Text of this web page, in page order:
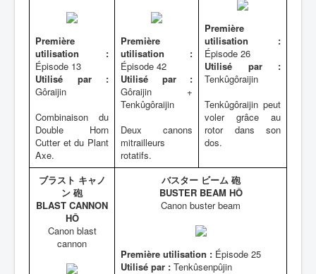
Première
utilisation :
Épisode 13
Utilisé par :
Gôraijin
Combinaison du
Double Horn
Cutter et du Plant
Axe.
Première
utilisation :
Épisode 42
Utilisé par :
Gôraijin +
Tenkûgôraijin
Deux canons
mitrailleurs
rotatifs.
Première
utilisation :
Épisode 26
Utilisé par :
Tenkûgôraijin
Tenkûgôraijin peut
voler grâce au
rotor dans son
dos.
ブラスト キャノ
ン 砲
BLAST CANNON
HÔ
Canon blast
cannon
バスター ビーム 砲
BUSTER BEAM HÔ
Canon buster beam
Première utilisation : Épisode 25
Utilisé par : Tenkûsenpûjin